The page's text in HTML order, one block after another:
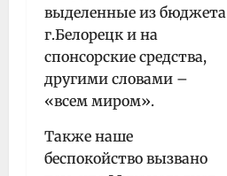
выделенные из бюджета
г.Белорецк и на
спонсорские средства,
другими словами –
«всем миром».
Также наше
беспокойство вызвано